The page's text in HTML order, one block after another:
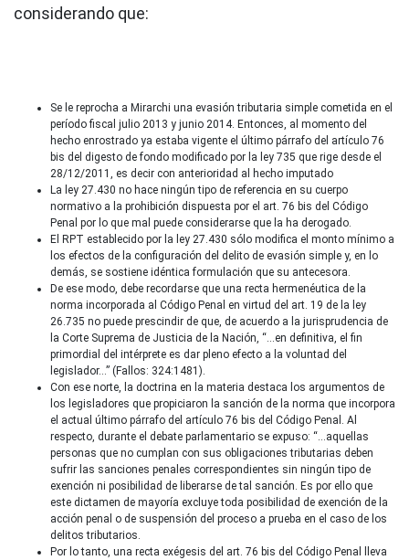
considerando que:
Se le reprocha a Mirarchi una evasión tributaria simple cometida en el
período fiscal julio 2013 y junio 2014. Entonces, al momento del
hecho enrostrado ya estaba vigente el último párrafo del artículo 76
bis del digesto de fondo modificado por la ley 735 que rige desde el
28/12/2011, es decir con anterioridad al hecho imputado
La ley 27.430 no hace ningún tipo de referencia en su cuerpo
normativo a la prohibición dispuesta por el art. 76 bis del Código
Penal por lo que mal puede considerarse que la ha derogado.
El RPT establecido por la ley 27.430 sólo modifica el monto mínimo a
los efectos de la configuración del delito de evasión simple y, en lo
demás, se sostiene idéntica formulación que su antecesora.
De ese modo, debe recordarse que una recta hermenéutica de la
norma incorporada al Código Penal en virtud del art. 19 de la ley
26.735 no puede prescindir de que, de acuerdo a la jurisprudencia de
la Corte Suprema de Justicia de la Nación, “…en definitiva, el fin
primordial del intérprete es dar pleno efecto a la voluntad del
legislador…” (Fallos: 324:1481).
Con ese norte, la doctrina en la materia destaca los argumentos de
los legisladores que propiciaron la sanción de la norma que incorpora
el actual último párrafo del artículo 76 bis del Código Penal. Al
respecto, durante el debate parlamentario se expuso: “…aquellas
personas que no cumplan con sus obligaciones tributarias deben
sufrir las sanciones penales correspondientes sin ningún tipo de
exención ni posibilidad de liberarse de tal sanción. Es por ello que
este dictamen de mayoría excluye toda posibilidad de exención de la
acción penal o de suspensión del proceso a prueba en el caso de los
delitos tributarios.
Por lo tanto, una recta exégesis del art. 76 bis del Código Penal lleva